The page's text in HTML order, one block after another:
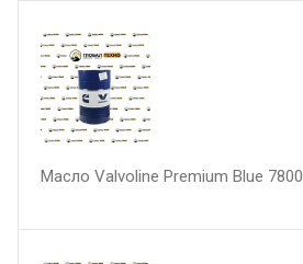
Масло Valvoline Premium Blue